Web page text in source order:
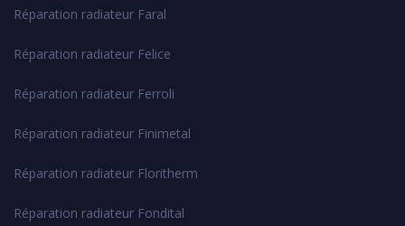
Réparation radiateur Faral
Réparation radiateur Felice
Réparation radiateur Ferroli
Réparation radiateur Finimetal
Réparation radiateur Floritherm
Réparation radiateur Fondital